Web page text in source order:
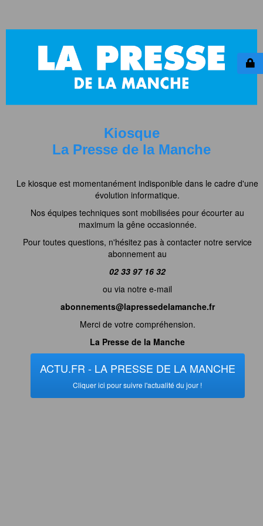
Kiosque
La Presse de la Manche
Le kiosque est momentanément indisponible dans le cadre d'une
évolution informatique.
Nos équipes techniques sont mobilisées pour écourter au
maximum la gêne occasionnée.
Pour toutes questions, n'hésitez pas à contacter notre service
abonnement au
02 33 97 16 32
ou via notre e-mail
abonnements@lapressedelamanche.fr
Merci de votre compréhension.
La Presse de la Manche
ACTU.FR - LA PRESSE DE LA MANCHE
Cliquer ici pour suivre l'actualité du jour !